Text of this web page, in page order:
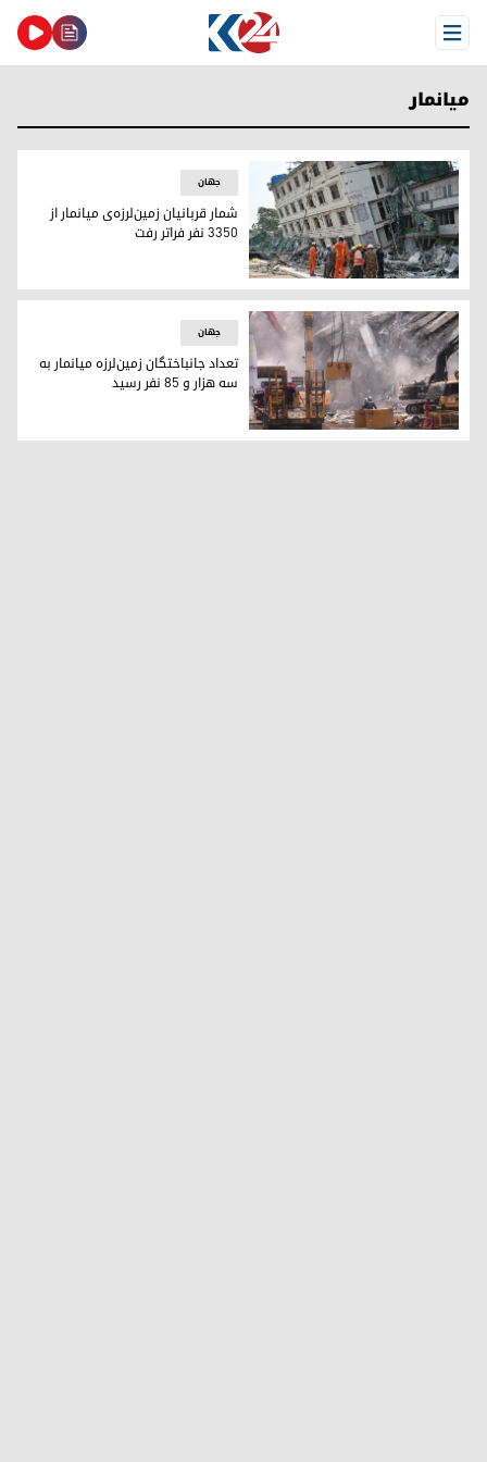
Open Menu
میانمار
شمار قربانیان زمین‌لرزه‌ی میانمار از ۳۳۵۰ نفر فراتر رفت
جهان
شمار قربانیان زمین‌لرزه‌ی میانمار از
۳۳۵۰ نفر فراتر رفت
تعداد جانباختگان زمین‌لرزه میانمار به سه هزار و ۸۵ نفر رسید
جهان
تعداد جانباختگان زمین‌لرزه میانمار به
سه هزار و ۸۵ نفر رسید